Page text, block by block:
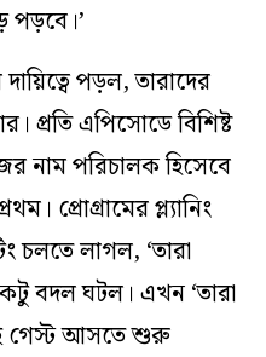
পড়বে।’
পড়ল, তারাদের
প্রতি এপিসোডে বিশিষ্ট
নাম পরিচালক হিসেবে
প্রোগ্রামের প্ল‌্যানিং
চলতে লাগল, ‘তারা
বদল ঘটল। এখন ‘তারা
গেস্ট আসতে শুরু